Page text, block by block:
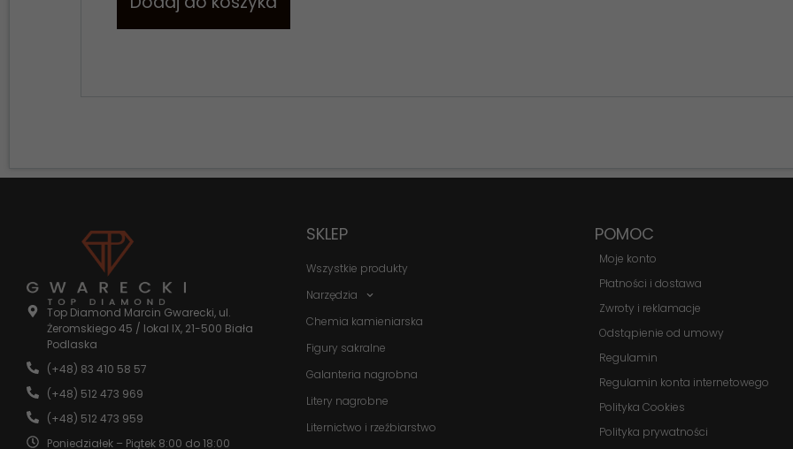
Top Diamond Marcin Gwarecki, ul.
Żeromskiego 45 / lokal IX, 21-500 Biała
Podlaska
(+48) 83 410 58 57
(+48) 512 473 969
(+48) 512 473 959
Poniedziałek – Piątek 8:00 do 18:00
SKLEP
Wszystkie produkty
Narzędzia
Chemia kamieniarska
Figury sakralne
Galanteria nagrobna
Litery nagrobne
Liternictwo i rzeźbiarstwo
POMOC
Moje konto
Płatności i dostawa
Zwroty i reklamacje
Odstąpienie od umowy
Regulamin
Regulamin konta internetowego
Polityka Cookies
Polityka prywatności
opcjonalne. Są
one potrzebne
do
funkcjonowania
internetowej.
Statystyka
poprawić
funkcjonalność